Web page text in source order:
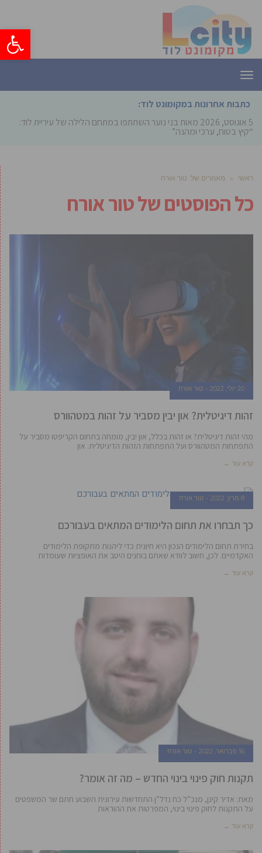
פתח
תפריט
כתבות אחרונות במקומונט לוד:
5 אוגוסט, 2026
מאות בני נוער השתתפו במתחם הלילה של עיריית לוד:
“קיץ בטוח, ערכי ומהנה”
ראשי » מאמרים של: טור אורח
כל הפוסטים שלטור אורח
20 יולי, 2022 טור אורח
זהות דיגיטלית? און יבין מסביר על זהות במטהוורס
מהי זהות דיגיטלית? או זהות בכלל, און יבין, מומחה בתחום הקריפטו מסביר על
התפתחות המטהוורס ועל התפתחות הזהות הדיגיטלית. און
קרא עוד ←
8 מרץ, 2022 טור אורח
כך תבחרו את תחום הלימודים המתאים בעבורכם
בחירת תחום הלימודים הנכון היא חיונית כדי ליהנות מתקופת הלימודים
האקדמיים. לכן, חשוב לוודא שאתם בוחנים היטב את האופציות שעומדות
קרא עוד ←
16 פברואר, 2022 טור אורח
תקנות חוק פינוי בינוי החדש – מה זה אומר?
מאת: אדיר קינן, מנכ”ל כח נדל”ן התחדשות עירונית השבוע חתם שר המשפטים
על התקנות לחוק פינוי בינוי, המפרטות את ההוראות
קרא עוד ←